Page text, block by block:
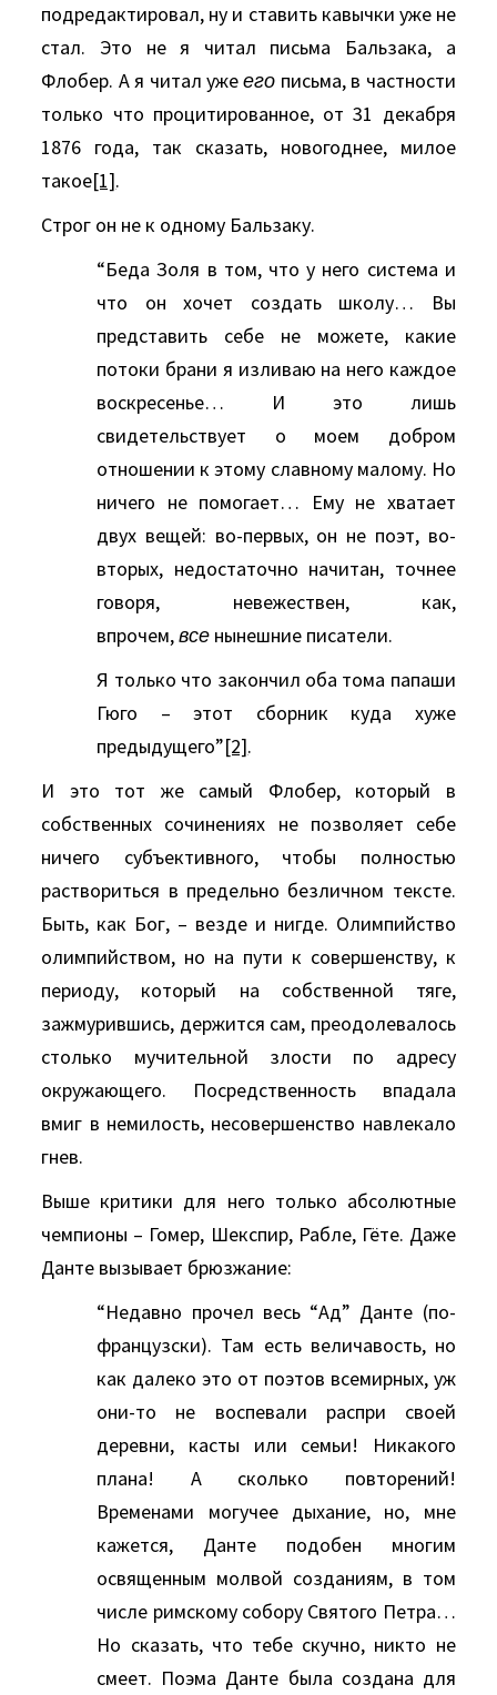
подредактировал, ну и ставить кавычки уже не
стал. Это не я читал письма Бальзака, а
Флобер. А я читал ужеего письма, в частности
только что процитированное, от 31 декабря
1876 года, так сказать, новогоднее, милое
такое[1].
Строг он не к одному Бальзаку.
“Беда Золя в том, что у него система и
что он хочет создать школу… Вы
представить себе не можете, какие
потоки брани я изливаю на него каждое
воскресенье… И это лишь
свидетельствует о моем добром
отношении к этому славному малому. Но
ничего не помогает… Ему не хватает
двух вещей: во-первых, он не поэт, во-
вторых, недостаточно начитан, точнее
говоря, невежествен, как,
впрочем,все нынешние писатели.
Я только что закончил оба тома папаши
Гюго – этот сборник куда хуже
предыдущего”[2].
И это тот же самый Флобер, который в
собственных сочинениях не позволяет себе
ничего субъективного, чтобы полностью
раствориться в предельно безличном тексте.
Быть, как Бог, – везде и нигде. Олимпийство
олимпийством, но на пути к совершенству, к
периоду, который на собственной тяге,
зажмурившись, держится сам, преодолевалось
столько мучительной злости по адресу
окружающего. Посредственность впадала
вмиг в немилость, несовершенство навлекало
гнев.
Выше критики для него только абсолютные
чемпионы – Гомер, Шекспир, Рабле, Гёте. Даже
Данте вызывает брюзжание:
“Недавно прочел весь “Ад” Данте (по-
французски). Там есть величавость, но
как далеко это от поэтов всемирных, уж
они-то не воспевали распри своей
деревни, касты или семьи! Никакого
плана! А сколько повторений!
Временами могучее дыхание, но, мне
кажется, Данте подобен многим
освященным молвой созданиям, в том
числе римскому собору Святого Петра…
Но сказать, что тебе скучно, никто не
смеет. Поэма Данте была создана для